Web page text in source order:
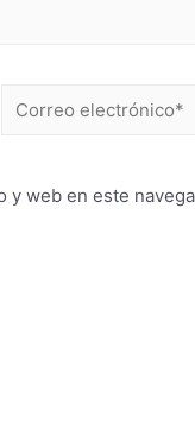
web en este